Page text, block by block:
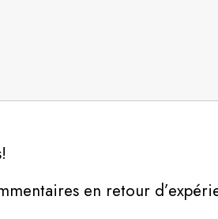
en retour